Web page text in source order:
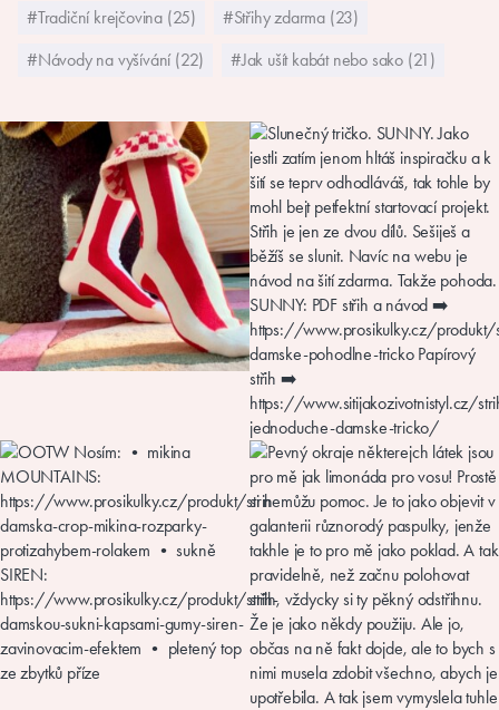
#Tradiční krejčovina (25)
#Střihy zdarma (23)
#Návody na vyšívání (22)
#Jak ušít kabát nebo sako (21)